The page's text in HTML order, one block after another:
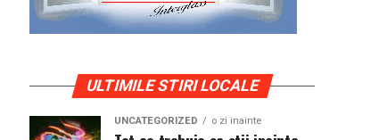
ULTIMILE STIRI LOCALE
UNCATEGORIZED o zi inainte